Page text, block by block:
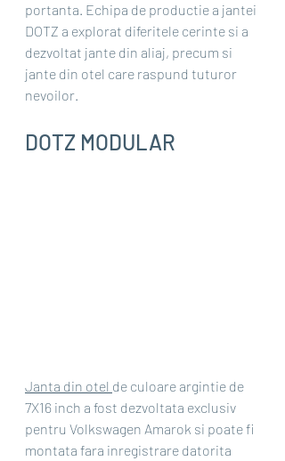
portanta. Echipa de productie a jantei
DOTZ a explorat diferitele cerinte si a
dezvoltat jante din aliaj, precum si
jante din otel care raspund tuturor
nevoilor.
DOTZ MODULAR
Janta din otel de culoare argintie de
7X16 inch a fost dezvoltata exclusiv
pentru Volkswagen Amarok si poate fi
montata fara inregistrare datorita